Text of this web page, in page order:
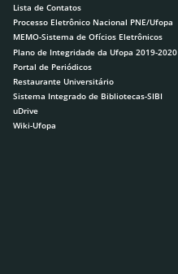
Lista de Contatos
Processo Eletrônico Nacional PNE/Ufopa
MEMO-Sistema de Ofícios Eletrônicos
Plano de Integridade da Ufopa 2019-2020
Portal de Periódicos
Restaurante Universitário
Sistema Integrado de Bibliotecas-SIBI
uDrive
Wiki-Ufopa